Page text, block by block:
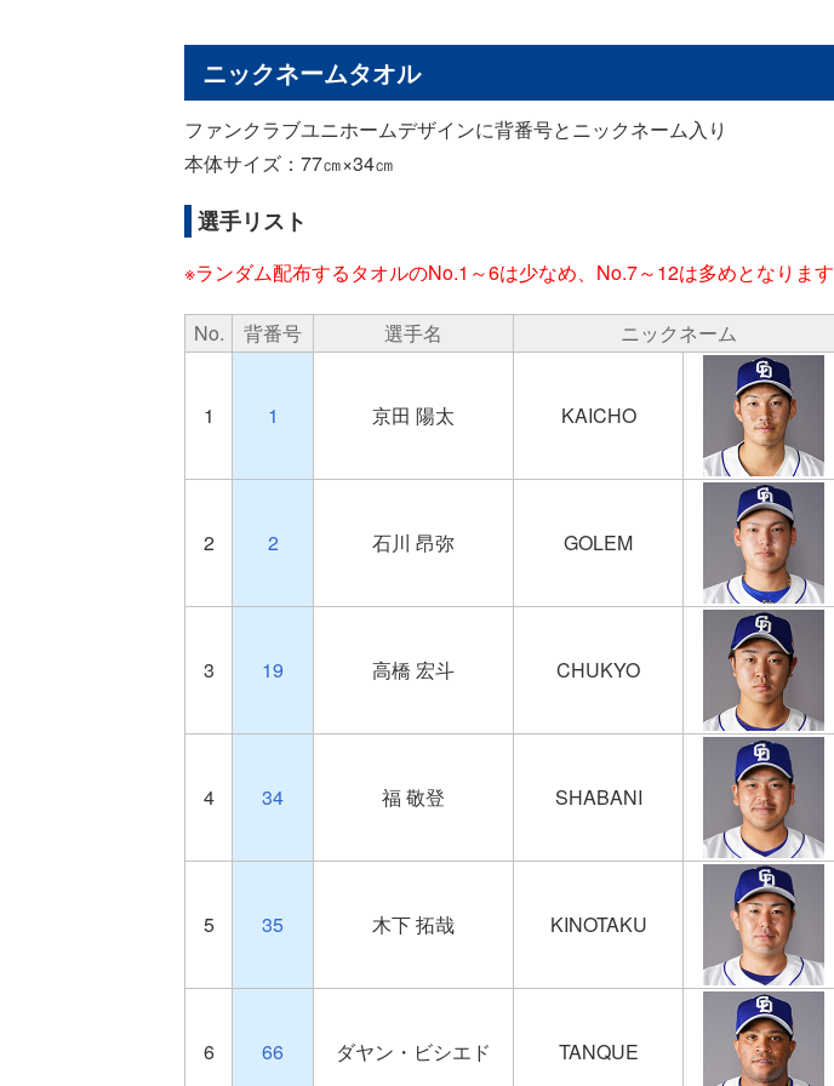
ニックネームタオル
ファンクラブユニホームデザインに背番号とニックネーム入り
本体サイズ：77㎝×34㎝
選手リスト
※ランダム配布するタオルのNo.1～6は少なめ、No.7～12は多めとなります
No. 背番号 選手名 ニックネーム
1 1 京田 陽太 KAICHO
2 2 石川 昂弥 GOLEM
3 19 高橋 宏斗 CHUKYO
4 34 福 敬登 SHABANI
5 35 木下 拓哉 KINOTAKU
6 66 ダヤン・ビシエド TANQUE